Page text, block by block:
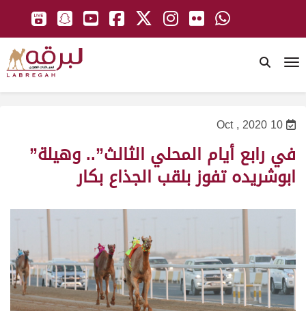
10 Oct , 2020
في رابع أيام المحلي الثالث”.. وهيلة”
ابوشريده تفوز بلقب الجذاع بكار